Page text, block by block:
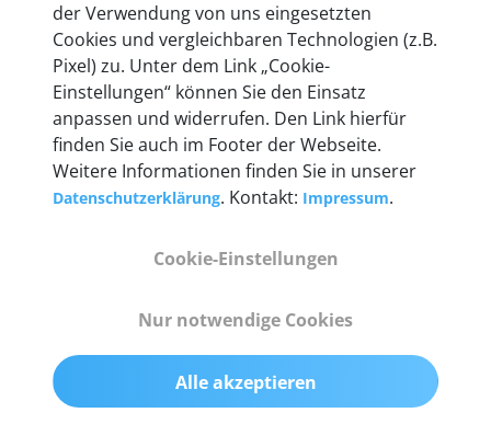
Technische Details &
Lieferumfang
55 mm x 25 mm x 12 mm
200 g
der Verwendung von uns eingesetzten
Cookies und vergleichbaren Technologien (z.B.
Pixel) zu. Unter dem Link „Cookie-
Einstellungen“ können Sie den Einsatz
anpassen und widerrufen. Den Link hierfür
finden Sie auch im Footer der Webseite.
Weitere Informationen finden Sie in unserer
Datenschutzerklärung. Kontakt: Impressum.
Cookie-Einstellungen
Nur notwendige Cookies
Alle akzeptieren